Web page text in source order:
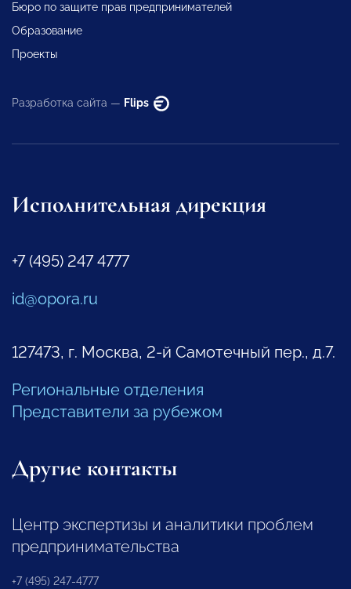
Бюро по защите прав предпринимателей
Образование
Проекты
Разработка сайта — Flips
Исполнительная дирекция
+7 (495) 247 4777
id@opora.ru
127473, г. Москва, 2-й Самотечный пер., д.7.
Региональные отделения
Представители за рубежом
Другие контакты
Центр экспертизы и аналитики проблем
предпринимательства
+7 (495) 247-4777